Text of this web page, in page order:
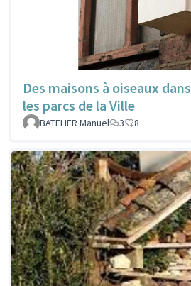
Des maisons à oiseaux dans
les parcs de la Ville
BATELIER Manuel
3 8